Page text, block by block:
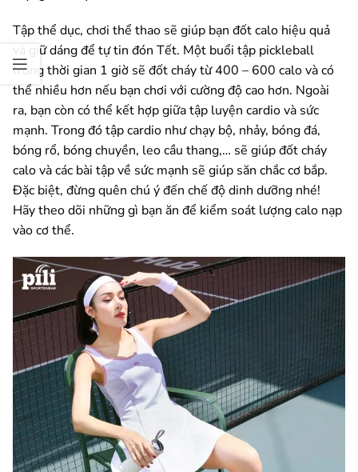
Tập thể dục, chơi thể thao sẽ giúp bạn đốt calo hiệu quả
và giữ dáng để tự tin đón Tết. Một buổi tập pickleball
trong thời gian 1 giờ sẽ đốt cháy từ 400 – 600 calo và có
thể nhiều hơn nếu bạn chơi với cường độ cao hơn. Ngoài
ra, bạn còn có thể kết hợp giữa tập luyện cardio và sức
mạnh. Trong đó tập cardio như chạy bộ, nhảy, bóng đá,
bóng rổ, bóng chuyền, leo cầu thang,… sẽ giúp đốt cháy
calo và các bài tập về sức mạnh sẽ giúp săn chắc cơ bắp.
Đặc biệt, đừng quên chú ý đến chế độ dinh dưỡng nhé!
Hãy theo dõi những gì bạn ăn để kiểm soát lượng calo nạp
vào cơ thể.